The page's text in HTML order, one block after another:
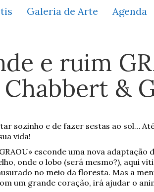
Galeria de Arte Agenda
e ruim
&
sozinho e de fazer sestas ao sol…
vida!
esconde uma nova adaptação
onde o lobo (será mesmo?), aqui
no meio da floresta. Mas a
um grande coração, irá ajudar o